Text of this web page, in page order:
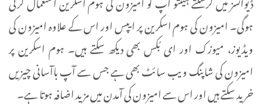
ہوگی۔ امیزون کی ہوم اسکرین پر ایپس اور اس کے علاوہ امیزون کی
ویڈیوز، میوزک اور ای بُکس بھی دیکھ سکتے ہیں۔ ہوم اسکرین پر
امیزون کی شاپنگ ویب سائٹ بھی ہے جس سے آپ باآسانی چیزیں
خرید سکتے ہیں اور اس سے امیزون کی آمدن میں مزید اضافہ ہوتا ہے۔